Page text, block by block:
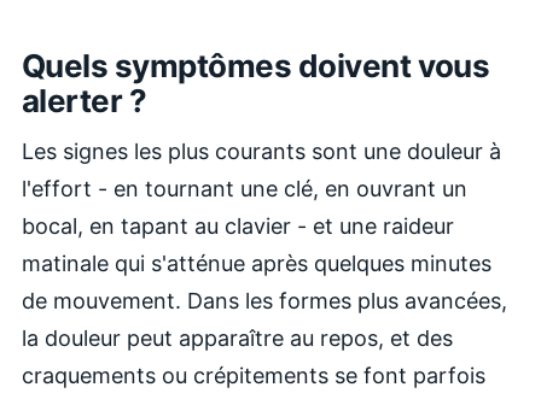
Quels symptômes doivent vous
alerter ?
Les signes les plus courants sont une douleur à
l'effort - en tournant une clé, en ouvrant un
bocal, en tapant au clavier - et une raideur
matinale qui s'atténue après quelques minutes
de mouvement. Dans les formes plus avancées,
la douleur peut apparaître au repos, et des
craquements ou crépitements se font parfois